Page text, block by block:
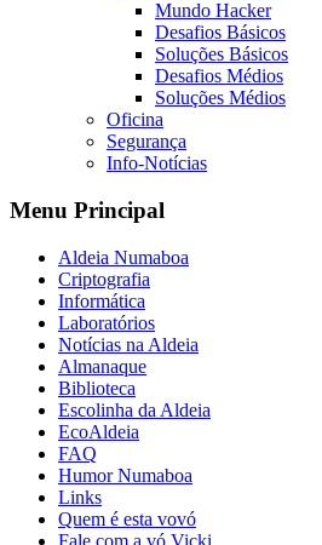
Mundo Hacker
Desafios Básicos
Soluções Básicos
Desafios Médios
Soluções Médios
Oficina
Segurança
Info-Notícias
Menu Principal
Aldeia Numaboa
Criptografia
Informática
Laboratórios
Notícias na Aldeia
Almanaque
Biblioteca
Escolinha da Aldeia
EcoAldeia
FAQ
Humor Numaboa
Links
Quem é esta vovó
Fale com a vó Vicki